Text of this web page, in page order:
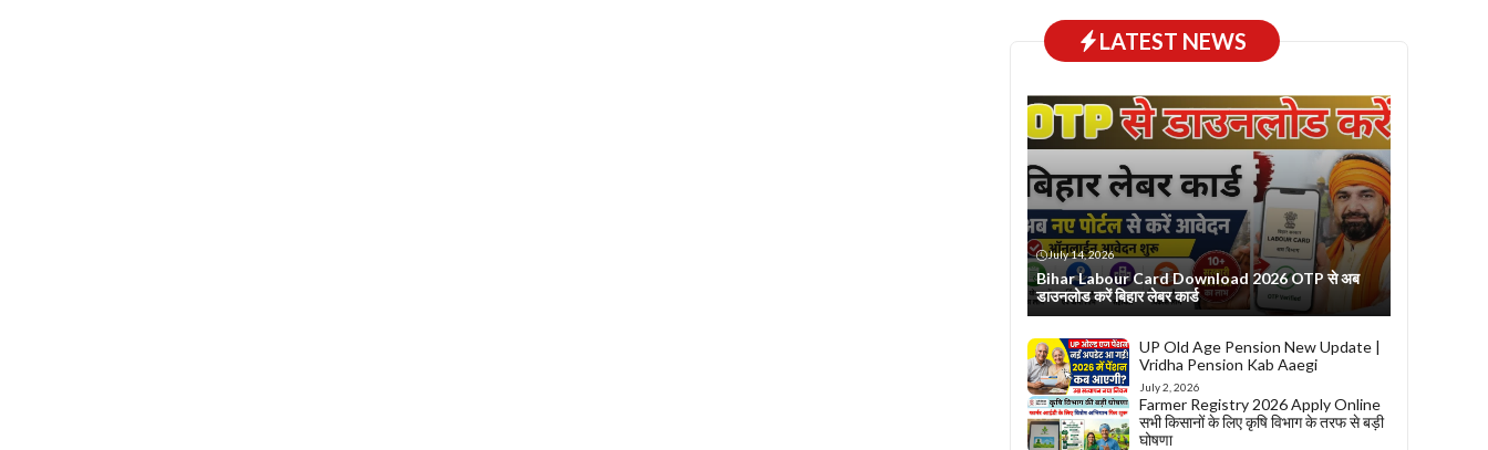
LATEST NEWS
July 14, 2026
Bihar Labour Card Download 2026 OTP से अब
डाउनलोड करें बिहार लेबर कार्ड
UP Old Age Pension New Update |
Vridha Pension Kab Aaegi
July 2, 2026
Farmer Registry 2026 Apply Online
सभी किसानों के लिए कृषि विभाग के तरफ से बड़ी
घोषणा